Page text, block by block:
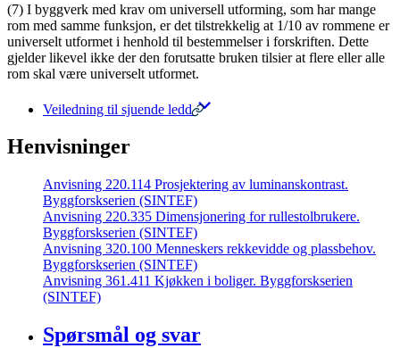
(7) I byggverk med krav om universell utforming, som har mange
rom med samme funksjon, er det tilstrekkelig at 1/10 av rommene er
universelt utformet i henhold til bestemmelser i forskriften. Dette
gjelder likevel ikke der den forutsatte bruken tilsier at flere eller alle
rom skal være universelt utformet.
Veiledning til sjuende ledd
Henvisninger
Anvisning 220.114 Prosjektering av luminanskontrast.
Byggforskserien (SINTEF)
Anvisning 220.335 Dimensjonering for rullestolbrukere.
Byggforskserien (SINTEF)
Anvisning 320.100 Menneskers rekkevidde og plassbehov.
Byggforskserien (SINTEF)
Anvisning 361.411 Kjøkken i boliger. Byggforskserien
(SINTEF)
Spørsmål og svar